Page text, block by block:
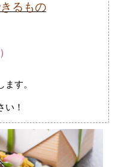
るもの
す。
い！